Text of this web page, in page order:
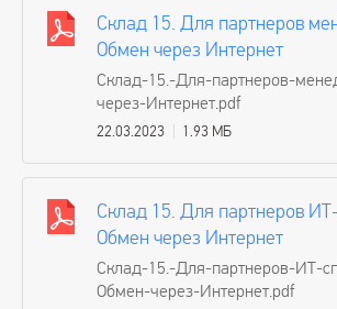
Склад 15. Для партнеров
Обмен через Интернет
Склад-15.-Для-партнеров-
через-Интернет.pdf
22.03.2023 1.93 МБ
Склад 15. Для партнеров
Обмен через Интернет
Склад-15.-Для-партнеров-ИТ-
Обмен-через-Интернет.pdf